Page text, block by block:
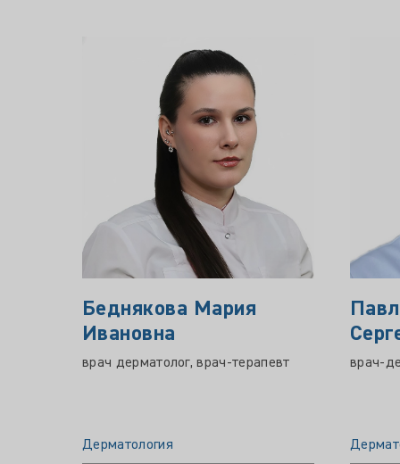
Беднякова Мария
Ивановна
врач дерматолог, врач-терапевт
Дерматология
врач-